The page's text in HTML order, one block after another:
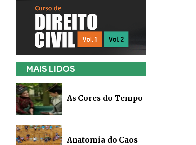
MAIS LIDOS
As Cores do Tempo
Anatomia do Caos